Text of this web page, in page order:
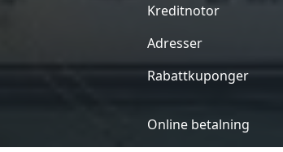
Kreditnotor
Adresser
Rabattkuponger
Online betalning